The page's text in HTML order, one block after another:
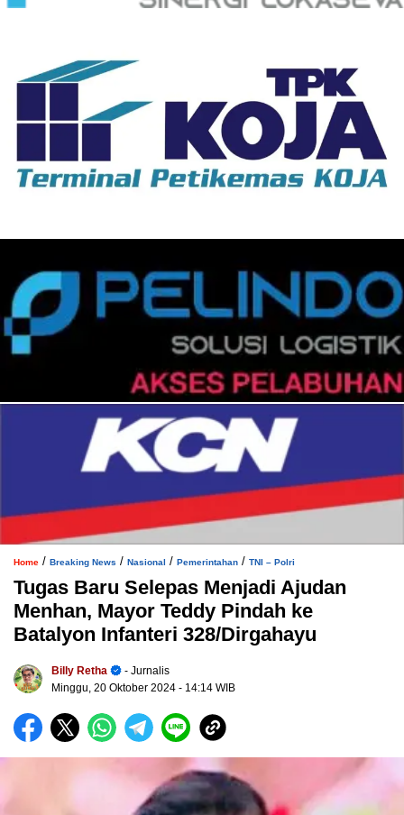
Home / Breaking News / Nasional / Pemerintahan / TNI – Polri
Tugas Baru Selepas Menjadi Ajudan
Menhan, Mayor Teddy Pindah ke
Batalyon Infanteri 328/Dirgahayu
Billy Retha
- Jurnalis
Minggu, 20 Oktober 2024 - 14:14 WIB